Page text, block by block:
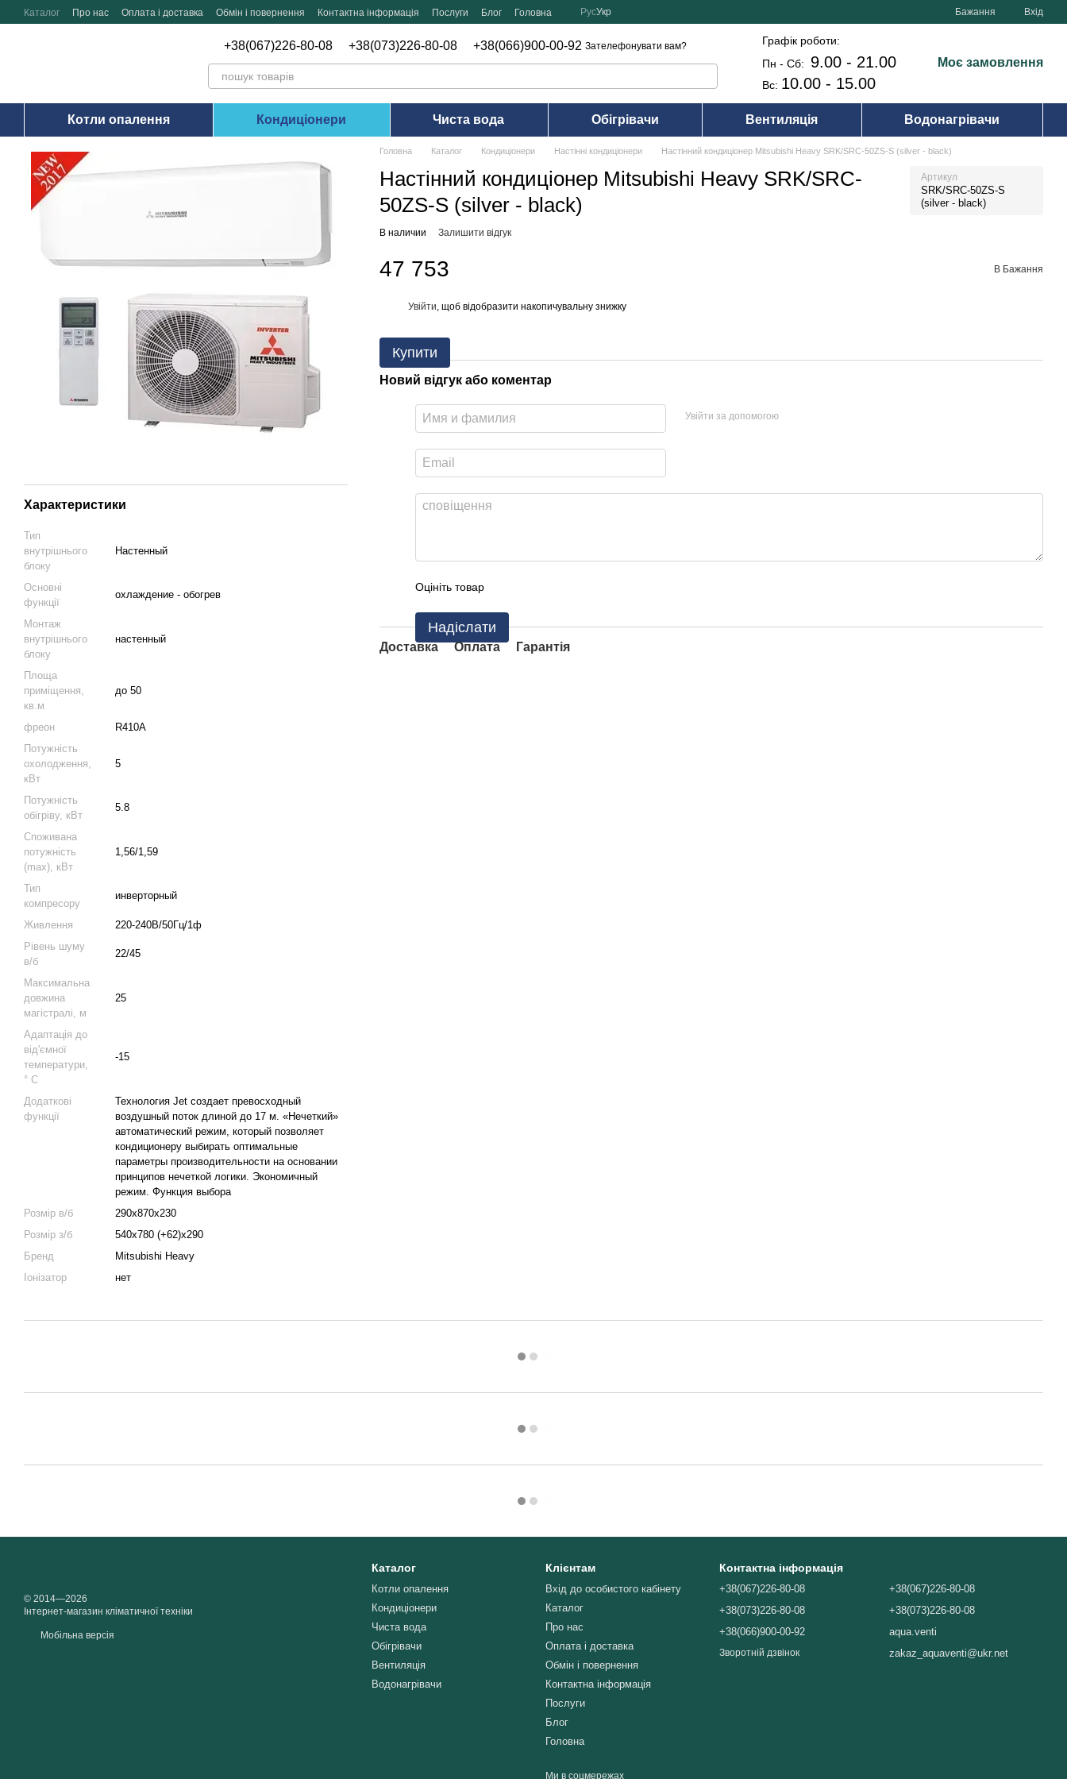
Перейти до основного контенту
Каталог Про нас Оплата і доставка Обмін і повернення Контактна інформація Послуги Блог Головна РусУкр Бажання Вхід
+38(067)226-80-08 +38(073)226-80-08 +38(066)900-00-92 Зателефонувати вам?
Графік роботи:
Пн - Сб: 9.00 - 21.00
Вс: 10.00 - 15.00
Моє замовлення
Котли опалення Кондиціонери Чиста вода Обігрівачи Вентиляція Водонагрівачи
Характеристики
Тип
внутрішнього
блоку
Настенный
Основні
функції
охлаждение - обогрев
Монтаж
внутрішнього
блоку
настенный
Площа
приміщення,
кв.м
до 50
фреон
R410A
Потужність
охолодження,
кВт
5
Потужність
обігріву, кВт
5.8
Споживана
потужність
(max), кВт
1,56/1,59
Тип
компресору
инверторный
Живлення
220-240В/50Гц/1ф
Рівень шуму
в/б
22/45
Максимальна
довжина
магістралі, м
25
Адаптація до
від'ємної
температури,
° C
-15
Додаткові
функції
Технология Jet создает превосходный
воздушный поток длиной до 17 м. «Нечеткий»
автоматический режим, который позволяет
кондиционеру выбирать оптимальные
параметры производительности на основании
принципов нечеткой логики. Экономичный
режим. Функция выбора
Розмір в/б
290x870x230
Розмір з/б
540x780 (+62)x290
Бренд
Mitsubishi Heavy
Іонізатор
нет
Головна Каталог Кондиціонери Настінні кондиціонери Настінний кондиціонер Mitsubishi Heavy SRK/SRC-50ZS-S (silver - black)
Настінний кондиціонер Mitsubishi Heavy SRK/SRC-
50ZS-S (silver - black)
Артикул
SRK/SRC-50ZS-S
(silver - black)
В наличии Залишити відгук
47 753 В Бажання
Увійти , щоб відобразити накопичувальну знижку
Купити
Новий відгук або коментар
Увійти за допомогою
Оцініть товар
Надіслати
Доставка Оплата Гарантія
© 2014—2026
Інтернет-магазин кліматичної техніки
Мобільна версія
Каталог
Котли опалення
Кондиціонери
Чиста вода
Обігрівачи
Вентиляція
Водонагрівачи
Клієнтам
Вхід до особистого кабінету
Каталог
Про нас
Оплата і доставка
Обмін і повернення
Контактна інформація
Послуги
Блог
Головна
Ми в соцмережах
Контактна інформація
+38(067)226-80-08
+38(073)226-80-08
+38(066)900-00-92
Зворотній дзвінок
+38(067)226-80-08
+38(073)226-80-08
aqua.venti
zakaz_aquaventi@ukr.net